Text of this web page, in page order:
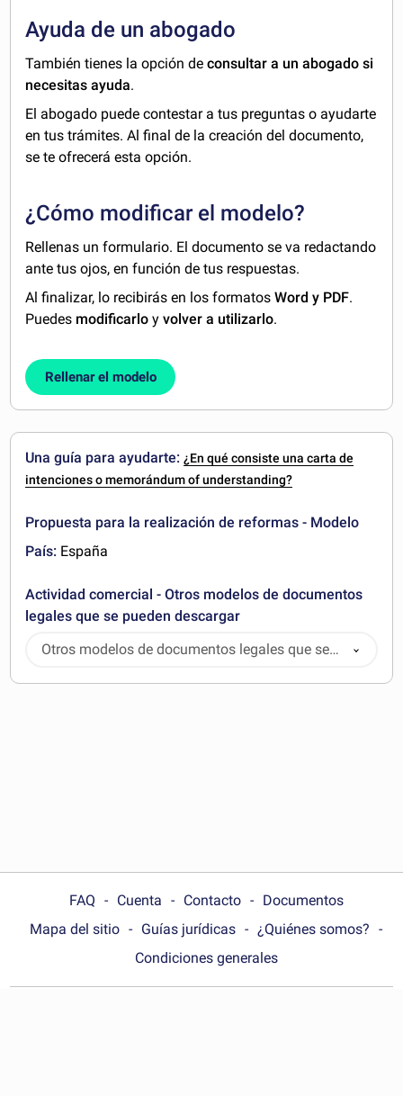
Ayuda de un abogado
También tienes la opción deconsultar a un abogado si
necesitas ayuda.
El abogado puede contestar a tus preguntas o ayudarte
en tus trámites. Al final de la creación del documento,
se te ofrecerá esta opción.
¿Cómo modificar el modelo?
Rellenas un formulario. El documento se va redactando
ante tus ojos, en función de tus respuestas.
Al finalizar, lo recibirás en los formatosWord y PDF.
Puedes modificarlo yvolver a utilizarlo.
Rellenar el modelo
Una guía para ayudarte:¿En qué consiste una carta de
intenciones o memorándum of understanding?
Propuesta para la realización de reformas - Modelo
País: España
Actividad comercial - Otros modelos de documentos
legales que se pueden descargar
Otros modelos de documentos legales que se
pueden descargar
FAQ Cuenta Contacto
Documentos
Mapa del sitio
Guías jurídicas
¿Quiénes somos?
Condiciones generales